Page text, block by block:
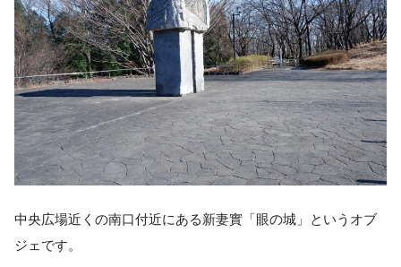
中央広場近くの南口付近にある新妻實「眼の城」というオブ
ジェです。